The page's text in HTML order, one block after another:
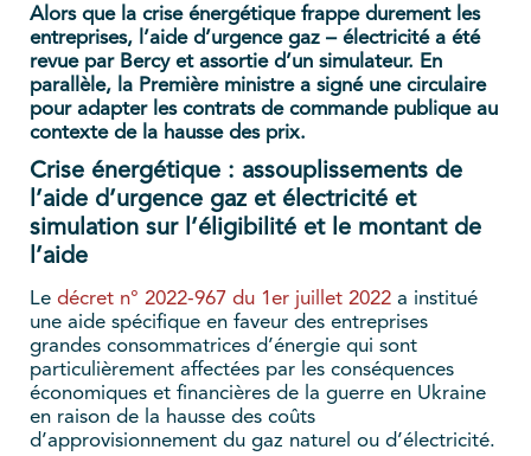
Alors que la crise énergétique frappe durement les
entreprises, l’aide d’urgence gaz – électricité a été
revue par Bercy et assortie d’un simulateur. En
parallèle, la Première ministre a signé une circulaire
pour adapter les contrats de commande publique au
contexte de la hausse des prix.
Crise énergétique : assouplissements de
l’aide d’urgence gaz et électricité et
simulation sur l’éligibilité et le montant de
l’aide
Le décret n° 2022-967 du 1er juillet 2022 a institué
une aide spécifique en faveur des entreprises
grandes consommatrices d’énergie qui sont
particulièrement affectées par les conséquences
économiques et financières de la guerre en Ukraine
en raison de la hausse des coûts
d’approvisionnement du gaz naturel ou d’électricité.